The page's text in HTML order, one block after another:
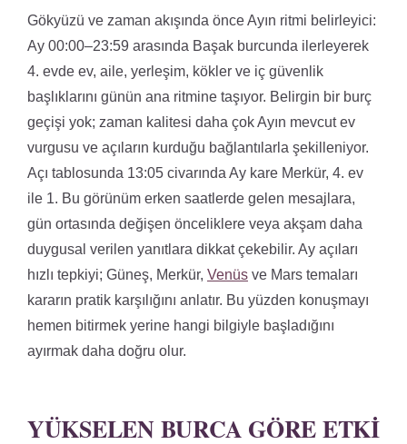
Gökyüzü ve zaman akışında önce Ayın ritmi belirleyici:
Ay 00:00–23:59 arasında Başak burcunda ilerleyerek
4. evde ev, aile, yerleşim, kökler ve iç güvenlik
başlıklarını günün ana ritmine taşıyor. Belirgin bir burç
geçişi yok; zaman kalitesi daha çok Ayın mevcut ev
vurgusu ve açıların kurduğu bağlantılarla şekilleniyor.
Açı tablosunda 13:05 civarında Ay kare Merkür, 4. ev
ile 1. Bu görünüm erken saatlerde gelen mesajlara,
gün ortasında değişen önceliklere veya akşam daha
duygusal verilen yanıtlara dikkat çekebilir. Ay açıları
hızlı tepkiyi; Güneş, Merkür, Venüs ve Mars temaları
kararın pratik karşılığını anlatır. Bu yüzden konuşmayı
hemen bitirmek yerine hangi bilgiyle başladığını
ayırmak daha doğru olur.
YÜKSELEN BURCA GÖRE ETKI